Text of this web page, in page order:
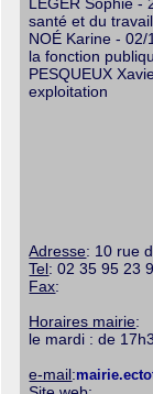
santé et du
NOÉ Karine -
la fonction
PESQUEUX
exploitation
Adresse: 10 rue
Tel: 02 35 95 23
Fax:
Horaires mairie:
le mardi : de
e-mail: